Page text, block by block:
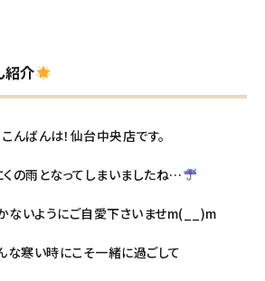
紹介
こんばんは！仙台中央店です。
の雨となってしまいましたね…
ないようにご自愛下さいませm(__)m
な寒い時にこそ一緒に過ごして